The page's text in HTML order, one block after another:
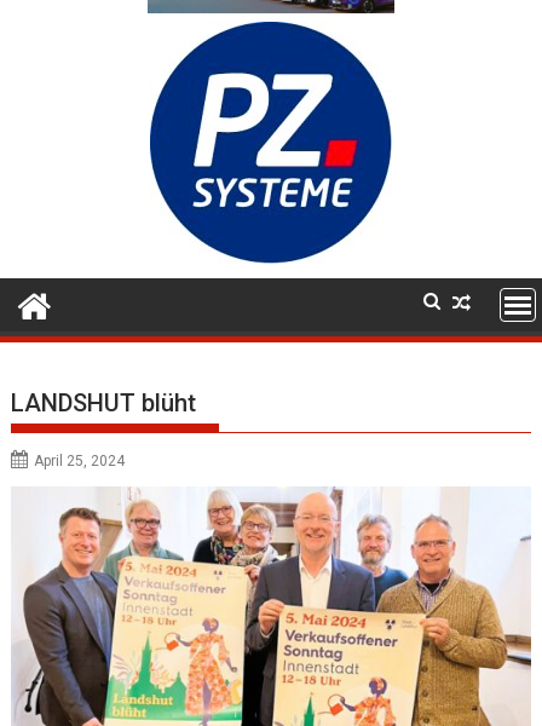
LANDSHUT blüht
April 25, 2024